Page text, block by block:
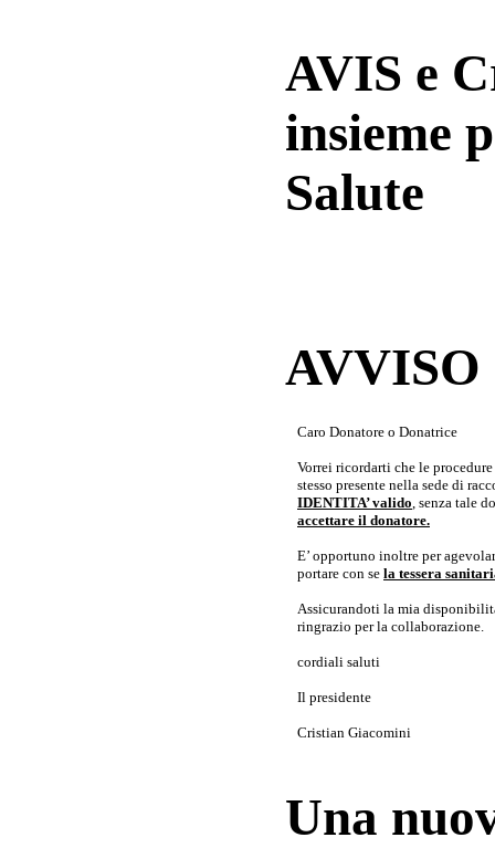
AVIS e
insieme
Salute
Caro Donatore o Donatrice
Vorrei ricordarti che le
stesso presente nella sede di
IDENTITA’ valido, senza tale
accettare il donatore.
E’ opportuno inoltre per
portare con se la tessera
Assicurandoti la mia
ringrazio per la collaborazione.
cordiali saluti
Il presidente
Cristian Giacomini
Una